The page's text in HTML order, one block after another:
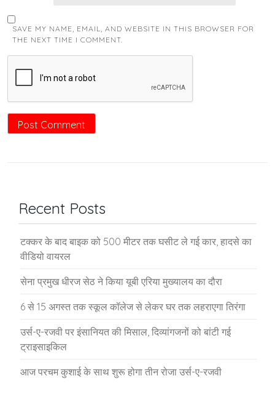
SAVE MY NAME, EMAIL, AND WEBSITE IN THIS BROWSER FOR
THE NEXT TIME I COMMENT.
Recent Posts
टक्कर के बाद बाइक को 500 मीटर तक घसीट ले गई कार, हादसे का
वीडियो वायरल
सेना प्रमुख धीरज सेठ ने किया यूबी एरिया मुख्यालय का दौरा
6 से 15 अगस्त तक स्कूल कॉलेज से लेकर घर तक लहराएगा तिरंगा
उर्स-ए-रजवी पर इंसानियत की मिसाल, दिव्यांगजनों को बांटी गई
ट्राइसाइकिल
आज परचम कुशाई के साथ शुरू होगा तीन रोजा उर्स-ए-रजवी